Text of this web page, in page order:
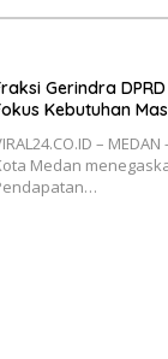
Gerindra
Kebutuhan
–
Medan